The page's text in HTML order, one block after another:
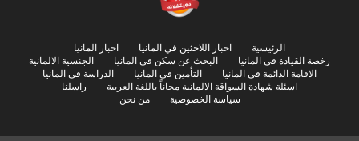
الرئيسية اخبار اللاجئين في المانيا
اخبار المانيا
رخصة القيادة في المانيا
البحث عن سكن في المانيا
الجنسية الالمانية
الاقامة الدائمة في المانيا
التأمين في المانيا
الدراسة في المانيا
اسئلة شهادة السواقة الالمانية مجاناً باللغة العربية
راسلنا
سياسة الخصوصية
من نحن